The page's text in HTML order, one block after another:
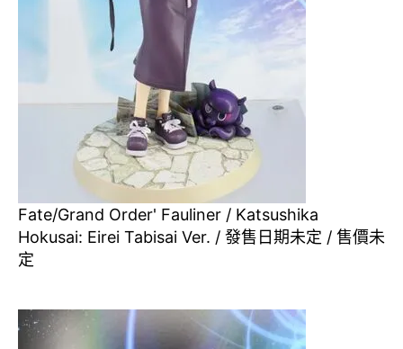
Fate/Grand Order' Fauliner / Katsushika
Hokusai: Eirei Tabisai Ver. / 發售日期未定 / 售價未
定